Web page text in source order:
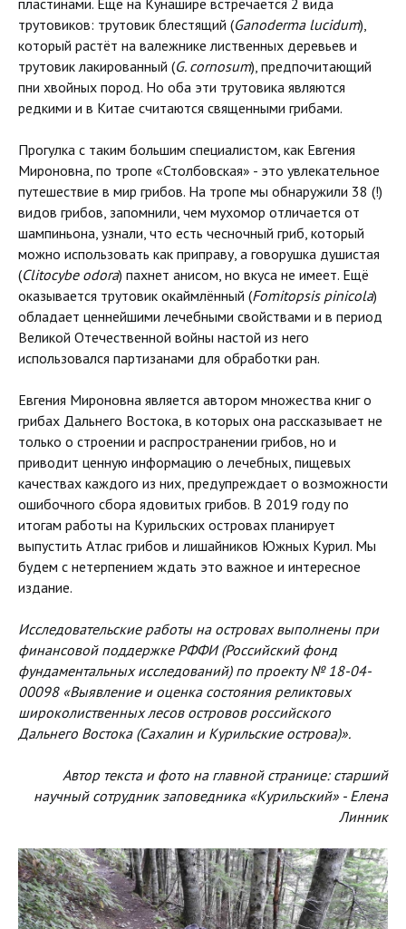
пластинами. Ещё на Кунашире встречается 2 вида
трутовиков: трутовик блестящий (Ganоderma lucidum),
который растёт на валежнике лиственных деревьев и
трутовик лакированный (G. сornosum), предпочитающий
пни хвойных пород. Но оба эти трутовика являются
редкими и в Китае считаются священными грибами.
Прогулка с таким большим специалистом, как Евгения
Мироновна, по тропе «Столбовская» - это увлекательное
путешествие в мир грибов. На тропе мы обнаружили 38 (!)
видов грибов, запомнили, чем мухомор отличается от
шампиньона, узнали, что есть чесночный гриб, который
можно использовать как приправу, а говорушка душистая
(Clitocybe odora) пахнет анисом, но вкуса не имеет. Ещё
оказывается трутовик окаймлённый (Fomitopsis pinicola)
обладает ценнейшими лечебными свойствами и в период
Великой Отечественной войны настой из него
использовался партизанами для обработки ран.
Евгения Мироновна является автором множества книг о
грибах Дальнего Востока, в которых она рассказывает не
только о строении и распространении грибов, но и
приводит ценную информацию о лечебных, пищевых
качествах каждого из них, предупреждает о возможности
ошибочного сбора ядовитых грибов. В 2019 году по
итогам работы на Курильских островах планирует
выпустить Атлас грибов и лишайников Южных Курил. Мы
будем с нетерпением ждать это важное и интересное
издание.
Исследовательские работы на островах выполнены при
финансовой поддержке РФФИ (Российский фонд
фундаментальных исследований) по проекту № 18-04-
00098 «Выявление и оценка состояния реликтовых
широколиственных лесов островов российского
Дальнего Востока (Сахалин и Курильские острова)».
Автор текста и фото на главной странице: старший
научный сотрудник заповедника «Курильский» - Елена
Линник